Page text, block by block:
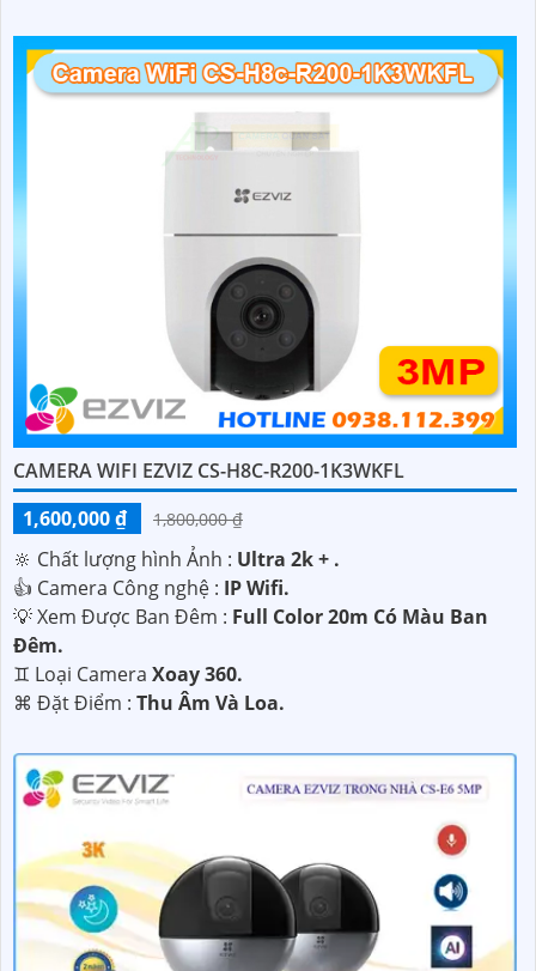
CAMERA WIFI EZVIZ CS-H8C-R200-1K3WKFL
1,600,000 ₫
1,800,000 ₫
🔆 Chất lượng hình Ảnh : Ultra 2k + .
👍 Camera Công nghệ : IP Wifi.
💡 Xem Được Ban Đêm : Full Color 20m Có Màu Ban
Ðêm.
♊ Loại Camera Xoay 360.
️⌘ Đặt Điểm : Thu Âm Và Loa.